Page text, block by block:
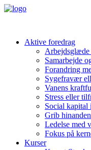
Aktive foredrag
Arbejdsglæde
Samarbejde
Forandring
Sygefravær
Vanens
Stress eller
Social kapital
Grib
Ledelse med
Fokus på
Kurser